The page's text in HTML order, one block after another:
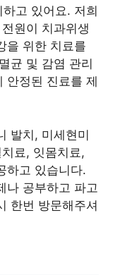
고 있어요. 저희
원이 치과위생
을 위한 치료를
균 및 감염 관리
안정된 진료를 제
발치, 미세현미
료, 잇몸치료,
하고 있습니다.
나 공부하고 파고
한번 방문해주셔